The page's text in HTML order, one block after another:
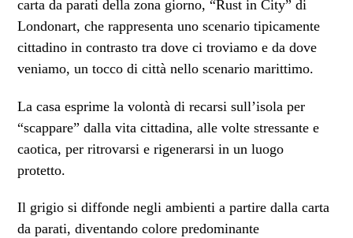
carta da parati della zona giorno, “Rust in City” di
Londonart, che rappresenta uno scenario tipicamente
cittadino in contrasto tra dove ci troviamo e da dove
veniamo, un tocco di città nello scenario marittimo.
La casa esprime la volontà di recarsi sull’isola per
“scappare” dalla vita cittadina, alle volte stressante e
caotica, per ritrovarsi e rigenerarsi in un luogo
protetto.
Il grigio si diffonde negli ambienti a partire dalla carta
da parati, diventando colore predominante